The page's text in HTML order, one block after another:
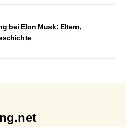
bei Elon Musk: Eltern,